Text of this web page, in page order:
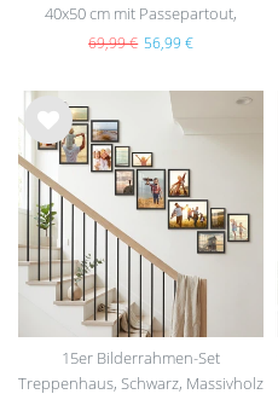
40x50 cm mit Passepartout,
Schwarz
69,99 € 56,99 €
Wu
nsc
hlist
e
15er Bilderrahmen-Set
Treppenhaus, Schwarz, Massivholz